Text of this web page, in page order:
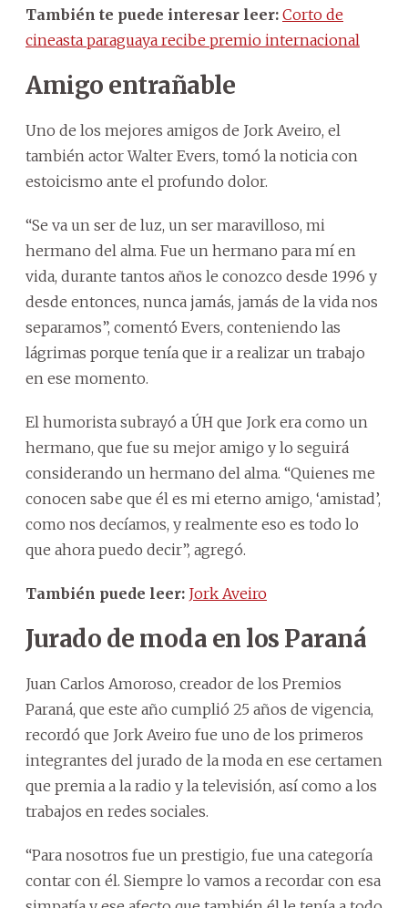
También te puede interesar leer: Corto de
cineasta paraguaya recibe premio internacional
Amigo entrañable
Uno de los mejores amigos de Jork Aveiro, el
también actor Walter Evers, tomó la noticia con
estoicismo ante el profundo dolor.
“Se va un ser de luz, un ser maravilloso, mi
hermano del alma. Fue un hermano para mí en
vida, durante tantos años le conozco desde 1996 y
desde entonces, nunca jamás, jamás de la vida nos
separamos”, comentó Evers, conteniendo las
lágrimas porque tenía que ir a realizar un trabajo
en ese momento.
El humorista subrayó a ÚH que Jork era como un
hermano, que fue su mejor amigo y lo seguirá
considerando un hermano del alma. “Quienes me
conocen sabe que él es mi eterno amigo, ‘amistad’,
como nos decíamos, y realmente eso es todo lo
que ahora puedo decir”, agregó.
También puede leer: Jork Aveiro
Jurado de moda en los Paraná
Juan Carlos Amoroso, creador de los Premios
Paraná, que este año cumplió 25 años de vigencia,
recordó que Jork Aveiro fue uno de los primeros
integrantes del jurado de la moda en ese certamen
que premia a la radio y la televisión, así como a los
trabajos en redes sociales.
“Para nosotros fue un prestigio, fue una categoría
contar con él. Siempre lo vamos a recordar con esa